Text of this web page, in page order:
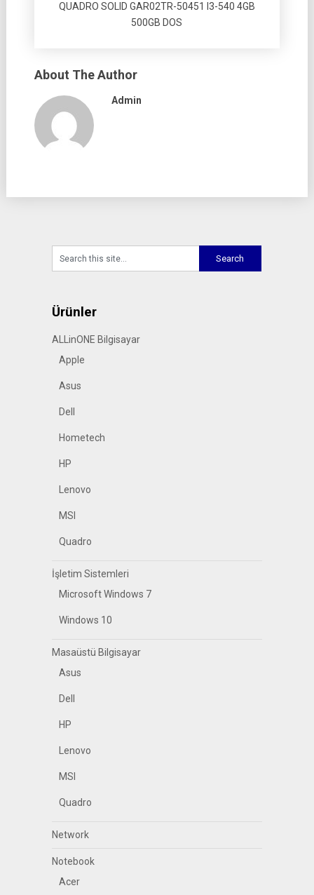
QUADRO SOLID GAR02TR-50451 I3-540 4GB
500GB DOS
About The Author
Admin
Ürünler
ALLinONE Bilgisayar
Apple
Asus
Dell
Hometech
HP
Lenovo
MSI
Quadro
İşletim Sistemleri
Microsoft Windows 7
Windows 10
Masaüstü Bilgisayar
Asus
Dell
HP
Lenovo
MSI
Quadro
Network
Notebook
Acer